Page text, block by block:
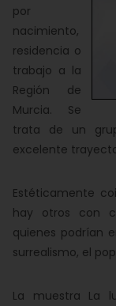
por
nacimiento,
residencia o
trabajo a la
Región de
Murcia. Se
trata de un
excelente
Estéticamente
hay otros con
quienes podrían
surrealismo, el
La muestra La